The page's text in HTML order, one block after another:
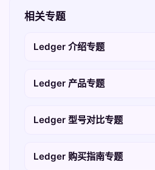
相关专题
Ledger 介绍专题
Ledger 产品专题
Ledger 型号对比专题
Ledger 购买指南专题